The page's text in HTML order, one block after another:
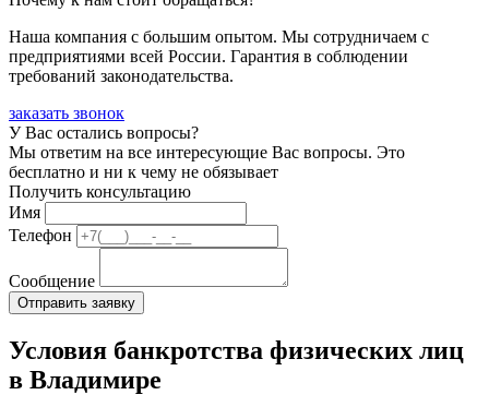
Наша компания с большим опытом. Мы сотрудничаем с
предприятиями всей России. Гарантия в соблюдении
требований законодательства.
заказать звонок
У Вас остались вопросы?
Мы ответим на все интересующие Вас вопросы. Это
бесплатно и ни к чему не обязывает
Получить консультацию
Имя
Телефон
Сообщение
Условия банкротства физических лиц
в Владимире